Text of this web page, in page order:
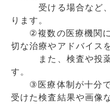
受ける場合など、
ります。
②複数の医療機関に
切な治療やアドバイス
また、検査や投薬
す。
③医療体制が十分で
受けた検査結果や画像